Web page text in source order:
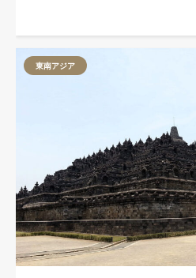
東南アジア